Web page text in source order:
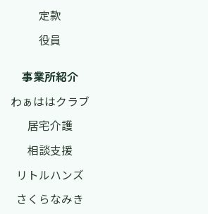
定款
役員
事業所紹介
わぁははクラブ
居宅介護
相談支援
リトルハンズ
さくらなみき